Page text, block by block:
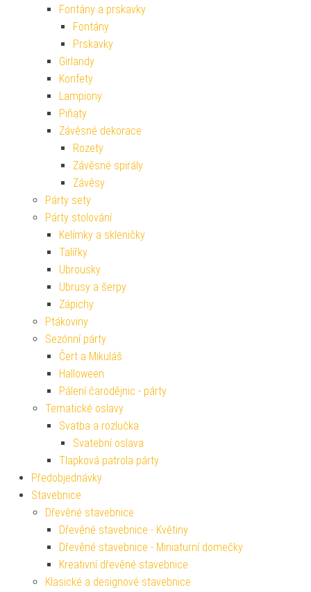
Fontány a prskavky
Fontány
Prskavky
Girlandy
Konfety
Lampiony
Piňaty
Závěsné dekorace
Rozety
Závěsné spirály
Závěsy
Párty sety
Párty stolování
Kelímky a skleničky
Talířky
Ubrousky
Ubrusy a šerpy
Zápichy
Ptákoviny
Sezónní párty
Čert a Mikuláš
Halloween
Pálení čarodějnic - párty
Tematické oslavy
Svatba a rozlučka
Svatební oslava
Tlapková patrola párty
Předobjednávky
Stavebnice
Dřevěné stavebnice
Dřevěné stavebnice - Květiny
Dřevěné stavebnice - Miniaturní domečky
Kreativní dřevěné stavebnice
Klasické a designové stavebnice